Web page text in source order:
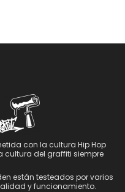
con la cultura Hip Hop
cultura del graffiti siempre
están testeados por varios
y funcionamiento.